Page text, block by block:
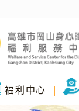
福利中心